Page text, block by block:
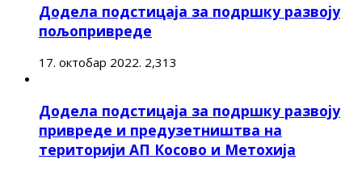
Додела подстицаја за подршку развоју
пољопривреде
17. октобар 2022. 2,313
Додела подстицаја за подршку развоју
привреде и предузетништва на
територији АП Косово и Метохија